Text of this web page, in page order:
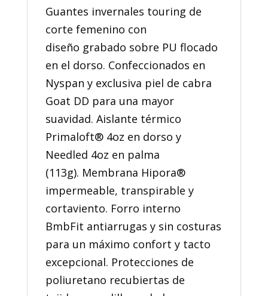
Guantes invernales touring de
corte femenino con
diseño grabado sobre PU flocado
en el dorso. Confeccionados en
Nyspan y exclusiva piel de cabra
Goat DD para una mayor
suavidad. Aislante térmico
Primaloft® 4oz en dorso y
Needled 4oz en palma
(113g). Membrana Hipora®
impermeable, transpirable y
cortaviento. Forro interno
BmbFit antiarrugas y sin costuras
para un máximo confort y tacto
excepcional. Protecciones de
poliuretano recubiertas de